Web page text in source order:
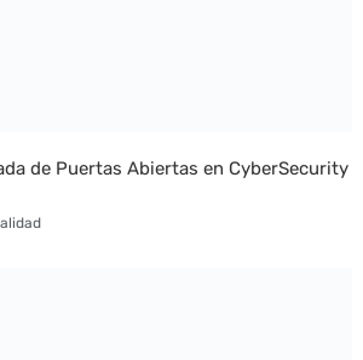
de Puertas Abiertas en CyberSecurity